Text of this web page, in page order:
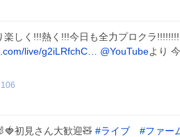
楽しく!!!熱く!!!今日も全力プロクラ
live/g2iLRfchC… @YouTubeより
初見さん大歓迎🧸 #ライブ #ファー